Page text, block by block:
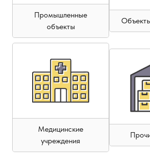
Промышленные
объекты
Медицинские
учреждения